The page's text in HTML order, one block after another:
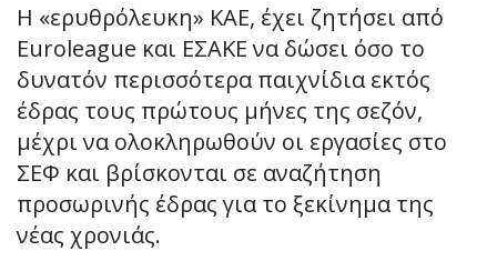
Η «ερυθρόλευκη» ΚΑΕ, έχει ζητήσει από
Euroleague και ΕΣΑΚΕ να δώσει όσο το
δυνατόν περισσότερα παιχνίδια εκτός
έδρας τους πρώτους μήνες της σεζόν,
μέχρι να ολοκληρωθούν οι εργασίες στο
ΣΕΦ και βρίσκονται σε αναζήτηση
προσωρινής έδρας για το ξεκίνημα της
νέας χρονιάς.